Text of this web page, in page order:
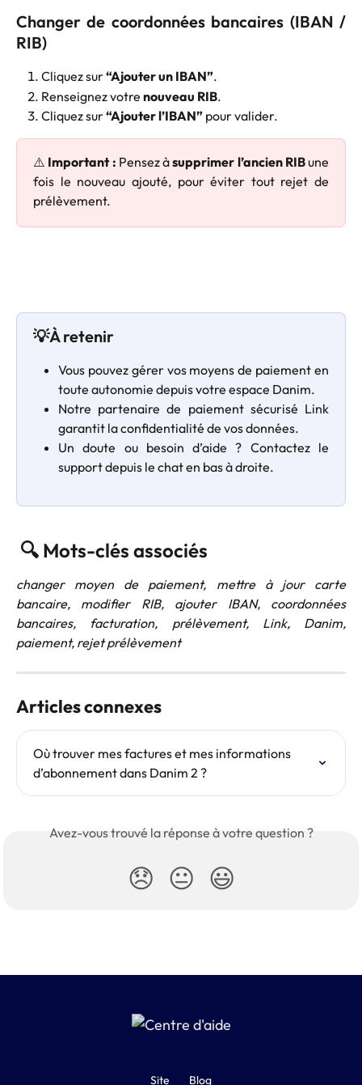
Changer de coordonnées bancaires (IBAN /
RIB)
Cliquez sur “Ajouter un IBAN”.
Renseignez votre nouveau RIB.
Cliquez sur “Ajouter l’IBAN” pour valider.
⚠️ Important : Pensez àsupprimer l’ancien RIBune
fois le nouveau ajouté, pour éviter tout rejet de
prélèvement.
💡À retenir
Vous pouvez gérer vos moyens de paiement en
toute autonomie depuis votre espace Danim.
Notre partenaire de paiement sécurisé Link
garantit la confidentialité de vos données.
Un doute ou besoin d’aide ? Contactez le
support depuis le chat en bas à droite.
🔍 Mots-clés associés
changer moyen de paiement, mettre à jour carte
bancaire, modifier RIB, ajouter IBAN, coordonnées
bancaires, facturation, prélèvement, Link, Danim,
paiement, rejet prélèvement
Articles connexes
Où trouver mes factures et mes informations
d’abonnement dans Danim 2 ?
Avez-vous trouvé la réponse à votre question ?
😞 😐 😃
Site Blog